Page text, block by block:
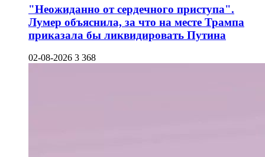
"Неожиданно от сердечного приступа".
Лумер объяснила, за что на месте Трампа
приказала бы ликвидировать Путина
02-08-2026 3 368